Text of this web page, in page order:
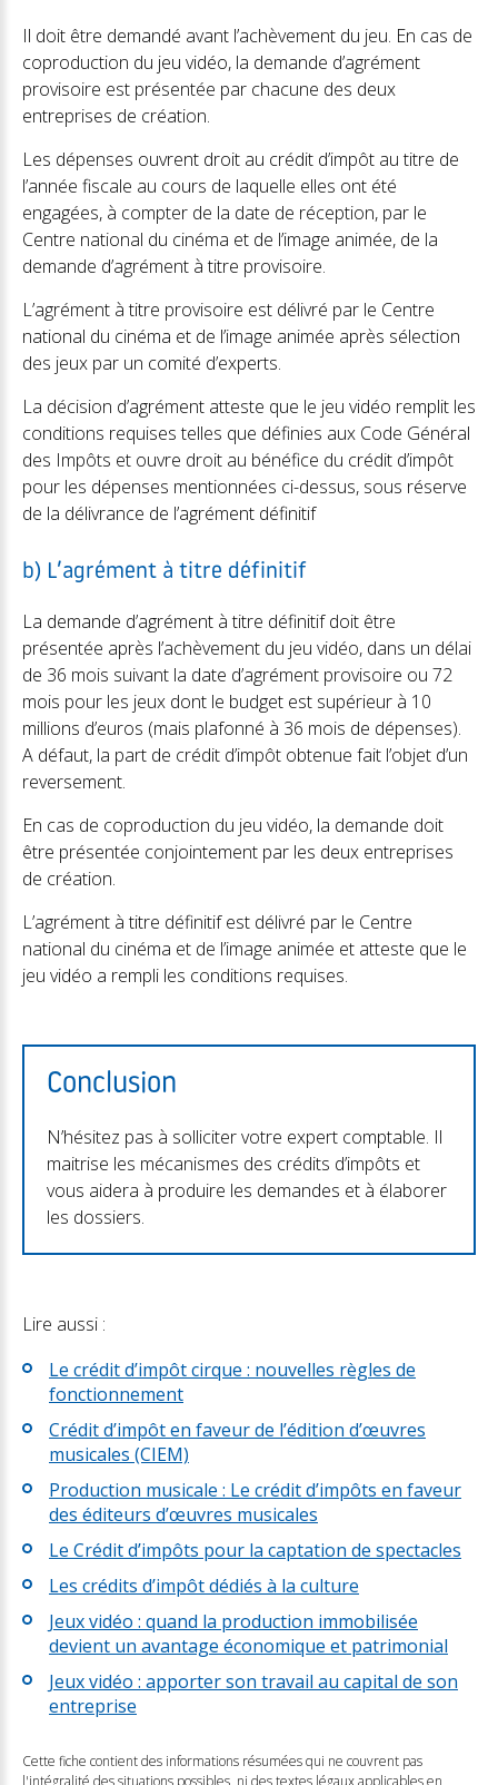
Il doit être demandé avant l’achèvement du jeu. En cas de
coproduction du jeu vidéo, la demande d’agrément
provisoire est présentée par chacune des deux
entreprises de création.
Les dépenses ouvrent droit au crédit d’impôt au titre de
l’année fiscale au cours de laquelle elles ont été
engagées, à compter de la date de réception, par le
Centre national du cinéma et de l’image animée, de la
demande d’agrément à titre provisoire.
L’agrément à titre provisoire est délivré par le Centre
national du cinéma et de l’image animée après sélection
des jeux par un comité d’experts.
La décision d’agrément atteste que le jeu vidéo remplit les
conditions requises telles que définies aux Code Général
des Impôts et ouvre droit au bénéfice du crédit d’impôt
pour les dépenses mentionnées ci-dessus, sous réserve
de la délivrance de l’agrément définitif
b) L’agrément à titre définitif
La demande d’agrément à titre définitif doit être
présentée après l’achèvement du jeu vidéo, dans un délai
de 36 mois suivant la date d’agrément provisoire ou 72
mois pour les jeux dont le budget est supérieur à 10
millions d’euros (mais plafonné à 36 mois de dépenses).
A défaut, la part de crédit d’impôt obtenue fait l’objet d’un
reversement.
En cas de coproduction du jeu vidéo, la demande doit
être présentée conjointement par les deux entreprises
de création.
L’agrément à titre définitif est délivré par le Centre
national du cinéma et de l’image animée et atteste que le
jeu vidéo a rempli les conditions requises.
Conclusion
N’hésitez pas à solliciter votre expert comptable. Il
maitrise les mécanismes des crédits d’impôts et
vous aidera à produire les demandes et à élaborer
les dossiers.
Lire aussi :
Le crédit d’impôt cirque : nouvelles règles de
fonctionnement
Crédit d’impôt en faveur de l’édition d’œuvres
musicales (CIEM)
Production musicale : Le crédit d’impôts en faveur
des éditeurs d’œuvres musicales
Le Crédit d’impôts pour la captation de spectacles
Les crédits d’impôt dédiés à la culture
Jeux vidéo : quand la production immobilisée
devient un avantage économique et patrimonial
Jeux vidéo : apporter son travail au capital de son
entreprise
Cette fiche contient des informations résumées qui ne couvrent pas